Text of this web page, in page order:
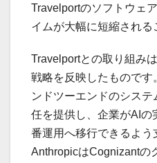
Travelportのソフトウェ
イムが大幅に短縮される
Travelportとの取り組み
戦略を反映したもので
ンドツーエンドのシス
任を提供し、企業がAIの
番運用へ移行できるよう
AnthropicはCognizantの